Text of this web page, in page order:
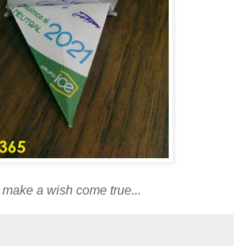
make a wish come true...